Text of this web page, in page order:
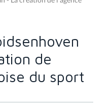
de
du sport